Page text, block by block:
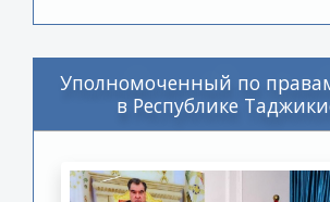
Уполномоченный по
в Республике